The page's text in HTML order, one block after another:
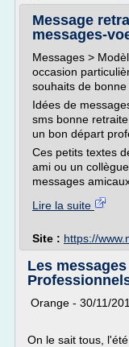
Message
messages-
Messages >
occasion
souhaits de
Idées de
sms bonne
un bon départ
Ces petits textes
ami ou un
messages
Lire la suite
Site : https://
Les
Orange - 30/11/
On le sait tous,